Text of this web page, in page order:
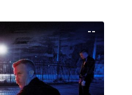
--